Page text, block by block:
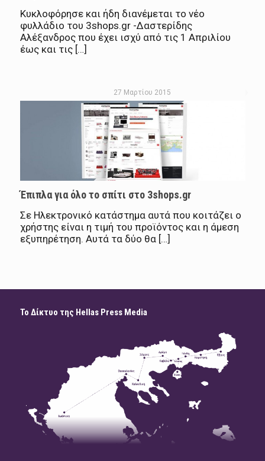
Κυκλοφόρησε και ήδη διανέμεται το νέο
φυλλάδιο του 3shops.gr -Δαστερίδης
Αλέξανδρος που έχει ισχύ από τις 1 Απριλίου
έως και τις […]
27 Μαρτίου 2015
Έπιπλα για όλο το σπίτι στο 3shops.gr
Σε Ηλεκτρονικό κατάστημα αυτά που κοιτάζει ο
χρήστης είναι η τιμή του προϊόντος και η άμεση
εξυπηρέτηση. Αυτά τα δύο θα […]
Το Δίκτυο της Hellas Press Media